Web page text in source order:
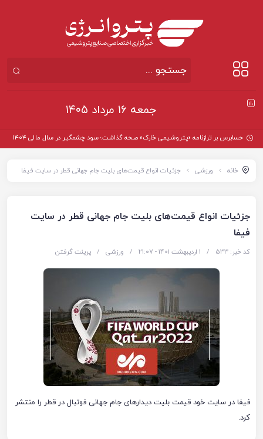
جمعه ۱۶ مرداد ۱۴۰۵
حسابرس بر ترازنامه «پتروشیمی خارک» صحه گذاشت؛ سود چشمگیر در سال مالی ۱۴۰۴
خانه ورزشی جزئیات انواع قیمت‌های بلیت جام جهانی قطر در سایت فیفا
جزئیات انواع قیمت‌های بلیت جام جهانی قطر در سایت
فیفا
کد خبر: 533 / 1 اردیبهشت 1401 - ۲۱:۰۷ / ورزشی / پرینت گرفتن
فیفا در سایت خود قیمت بلیت دیدارهای جام جهانی فوتبال در قطر را منتشر
کرد.